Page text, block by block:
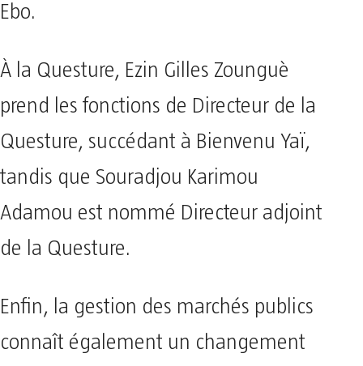
Ebo.
À la Questure, Ezin Gilles Zounguè
prend les fonctions de Directeur de la
Questure, succédant à Bienvenu Yaï,
tandis que Souradjou Karimou
Adamou est nommé Directeur adjoint
de la Questure.
Enfin, la gestion des marchés publics
connaît également un changement